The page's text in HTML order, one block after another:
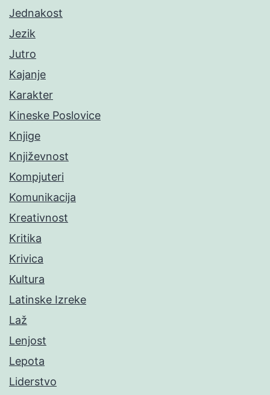
Jednakost
Jezik
Jutro
Kajanje
Karakter
Kineske Poslovice
Knjige
Književnost
Kompjuteri
Komunikacija
Kreativnost
Kritika
Krivica
Kultura
Latinske Izreke
Laž
Lenjost
Lepota
Liderstvo